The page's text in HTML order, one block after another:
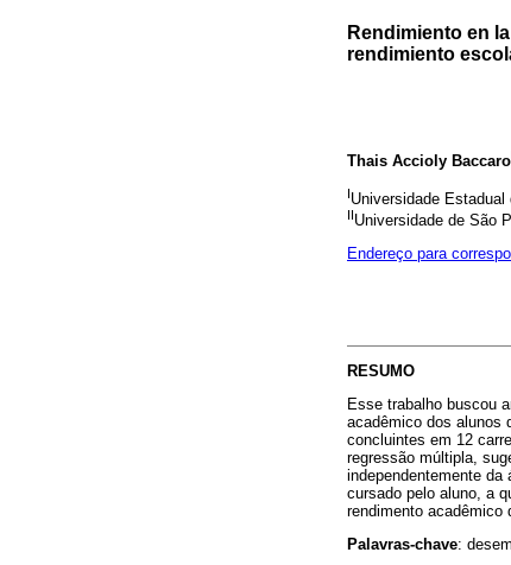
Rendimiento en
rendimiento
Thais Accioly Baccaro
IUniversidade Estadual
IIUniversidade de São
Endereço para
RESUMO
Esse trabalho buscou
acadêmico dos alunos
concluintes em 12
regressão múltipla,
independentemente
cursado pelo aluno, a
rendimento acadêmico
Palavras-chave: